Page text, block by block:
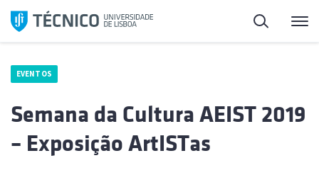
Saltar
para
Pesquisa
EVENTOS
Semana da Cultura AEIST 2019
– Exposição ArtISTas